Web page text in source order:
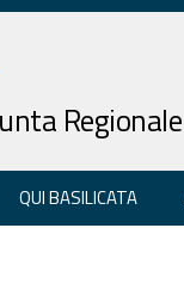
Regionale
QUI BASILICATA